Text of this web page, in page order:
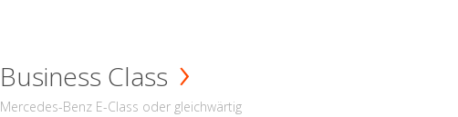
Business Class
Mercedes-Benz E-Class oder gleichwärtig